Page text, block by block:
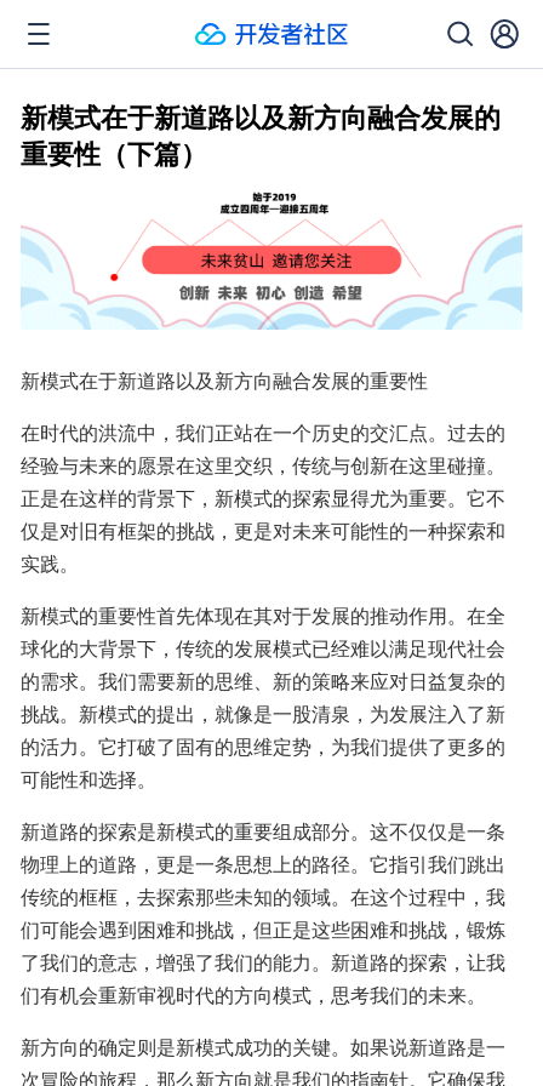
新模式在于新道路以及新方向融合发展的
重要性（下篇）
新模式在于新道路以及新方向融合发展的重要性
在时代的洪流中，我们正站在一个历史的交汇点。过去的
经验与未来的愿景在这里交织，传统与创新在这里碰撞。
正是在这样的背景下，新模式的探索显得尤为重要。它不
仅是对旧有框架的挑战，更是对未来可能性的一种探索和
实践。
新模式的重要性首先体现在其对于发展的推动作用。在全
球化的大背景下，传统的发展模式已经难以满足现代社会
的需求。我们需要新的思维、新的策略来应对日益复杂的
挑战。新模式的提出，就像是一股清泉，为发展注入了新
的活力。它打破了固有的思维定势，为我们提供了更多的
可能性和选择。
新道路的探索是新模式的重要组成部分。这不仅仅是一条
物理上的道路，更是一条思想上的路径。它指引我们跳出
传统的框框，去探索那些未知的领域。在这个过程中，我
们可能会遇到困难和挑战，但正是这些困难和挑战，锻炼
了我们的意志，增强了我们的能力。新道路的探索，让我
们有机会重新审视时代的方向模式，思考我们的未来。
新方向的确定则是新模式成功的关键。如果说新道路是一
次冒险的旅程，那么新方向就是我们的指南针。它确保我